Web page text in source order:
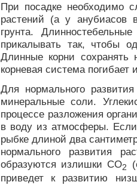
При посадке необходимо
растений (а у анубиасов
грунта.
прикалывать так, чтобы
Длинные корни сохранять
корневая система
Для нормального
минеральные соли.
процессе разложения
в воду из атмосферы.
рыбке длиной два
нормального развития
образуются излишки СО2
приведет к развитию